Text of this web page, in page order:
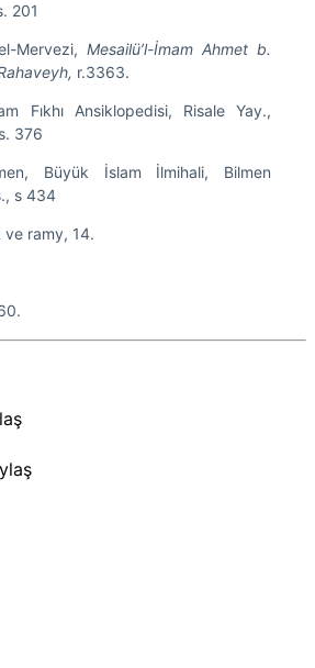
201
Mervezi,Mesailü’l-İmam Ahmet b.
r.3363.
Fıkhı Ansiklopedisi, Risale Yay.,
376
Büyük İslam İlmihali, Bilmen
s 434
ve ramy, 14.